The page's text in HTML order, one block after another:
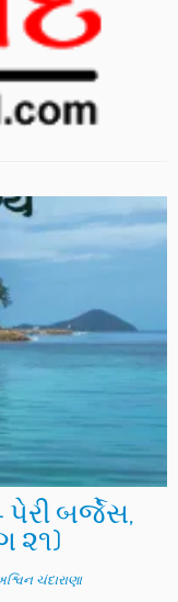
બર્જેસ,
૨૧)
ચંદારાણા